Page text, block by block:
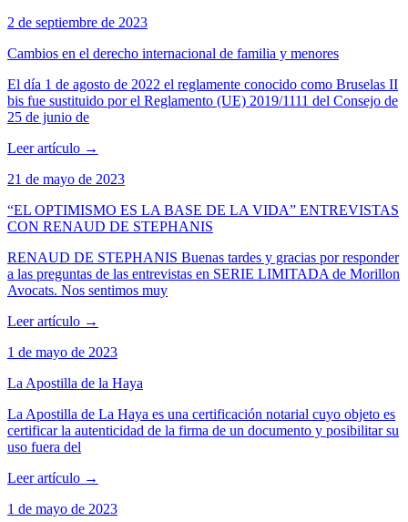
2 de septiembre de 2023
Cambios en el derecho internacional de familia y menores
El día 1 de agosto de 2022 el reglamente conocido como Bruselas II
bis fue sustituido por el Reglamento (UE) 2019/1111 del Consejo de
25 de junio de
Leer artículo →
21 de mayo de 2023
“EL OPTIMISMO ES LA BASE DE LA VIDA” ENTREVISTAS
CON RENAUD DE STEPHANIS
RENAUD DE STEPHANIS Buenas tardes y gracias por responder
a las preguntas de las entrevistas en SERIE LIMITADA de Morillon
Avocats. Nos sentimos muy
Leer artículo →
1 de mayo de 2023
La Apostilla de la Haya
La Apostilla de La Haya es una certificación notarial cuyo objeto es
certificar la autenticidad de la firma de un documento y posibilitar su
uso fuera del
Leer artículo →
1 de mayo de 2023